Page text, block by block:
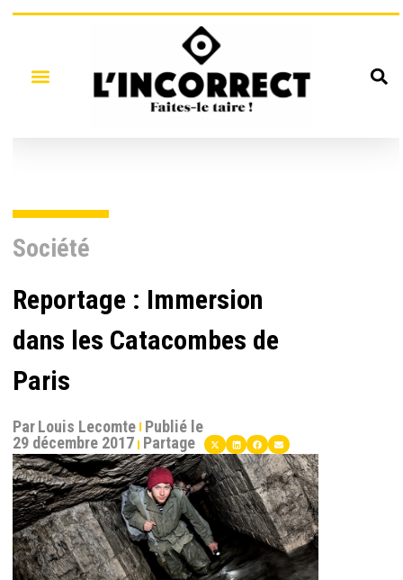
Société
Reportage : Immersion
dans les Catacombes de
Paris
ParLouis Lecomte Publié le
29 décembre 2017 Partage